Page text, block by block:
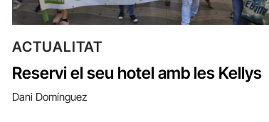
ACTUALITAT
Reservi el seu hotel amb les Kellys
Dani Domínguez